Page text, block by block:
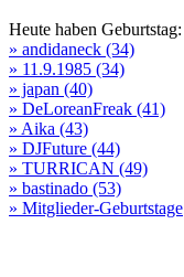
Heute haben Geburtstag:
» andidaneck (34)
» 11.9.1985 (34)
» japan (40)
» DeLoreanFreak (41)
» Aika (43)
» DJFuture (44)
» TURRICAN (49)
» bastinado (53)
» Mitglieder-Geburtstage